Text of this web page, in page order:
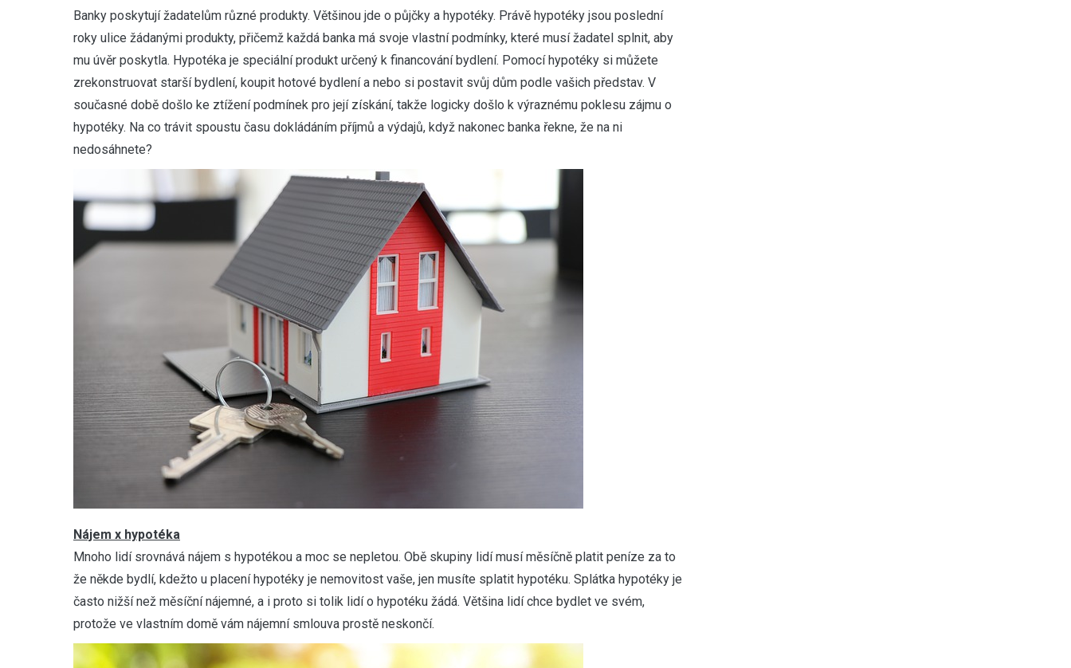
Banky poskytují žadatelům různé produkty. Většinou jde o půjčky a hypotéky. Právě hypotéky jsou poslední
roky ulice žádanými produkty, přičemž každá banka má svoje vlastní podmínky, které musí žadatel splnit, aby
mu úvěr poskytla. Hypotéka je speciální produkt určený k financování bydlení. Pomocí hypotéky si můžete
zrekonstruovat starší bydlení, koupit hotové bydlení a nebo si postavit svůj dům podle vašich představ. V
současné době došlo ke ztížení podmínek pro její získání, takže logicky došlo k výraznému poklesu zájmu o
hypotéky. Na co trávit spoustu času dokládáním příjmů a výdajů, když nakonec banka řekne, že na ni
nedosáhnete?
Nájem x hypotéka
Mnoho lidí srovnává nájem s hypotékou a moc se nepletou. Obě skupiny lidí musí měsíčně platit peníze za to
že někde bydlí, kdežto u placení hypotéky je nemovitost vaše, jen musíte splatit hypotéku. Splátka hypotéky je
často nižší než měsíční nájemné, a i proto si tolik lidí o hypotéku žádá. Většina lidí chce bydlet ve svém,
protože ve vlastním domě vám nájemní smlouva prostě neskončí.